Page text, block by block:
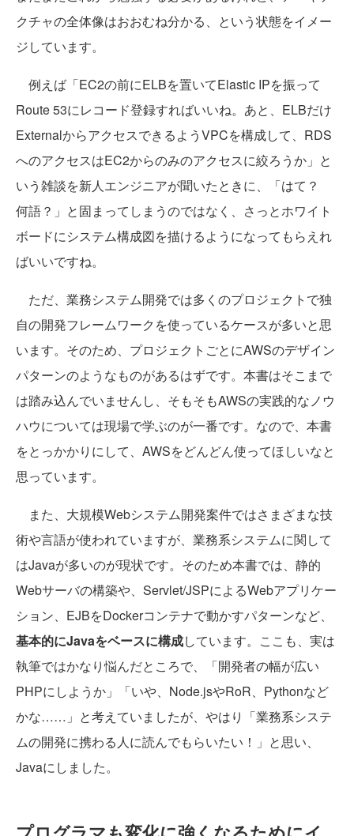
クチャの全体像はおおむね分かる、という状態をイメー
ジしています。
例えば「EC2の前にELBを置いてElastic IPを振って
Route 53にレコード登録すればいいね。あと、ELBだけ
ExternalからアクセスできるようVPCを構成して、RDS
へのアクセスはEC2からのみのアクセスに絞ろうか」と
いう雑談を新人エンジニアが聞いたときに、「はて？
何語？」と固まってしまうのではなく、さっとホワイト
ボードにシステム構成図を描けるようになってもらえれ
ばいいですね。
ただ、業務システム開発では多くのプロジェクトで独
自の開発フレームワークを使っているケースが多いと思
います。そのため、プロジェクトごとにAWSのデザイン
パターンのようなものがあるはずです。本書はそこまで
は踏み込んでいませんし、そもそもAWSの実践的なノウ
ハウについては現場で学ぶのが一番です。なので、本書
をとっかかりにして、AWSをどんどん使ってほしいなと
思っています。
また、大規模Webシステム開発案件ではさまざまな技
術や言語が使われていますが、業務系システムに関して
はJavaが多いのが現状です。そのため本書では、静的
Webサーバの構築や、Servlet/JSPによるWebアプリケー
ション、EJBをDockerコンテナで動かすパターンなど、
基本的にJavaをベースに構成しています。ここも、実は
執筆ではかなり悩んだところで、「開発者の幅が広い
PHPにしようか」「いや、Node.jsやRoR、Pythonなど
かな……」と考えていましたが、やはり「業務系システ
ムの開発に携わる人に読んでもらいたい！」と思い、
Javaにしました。